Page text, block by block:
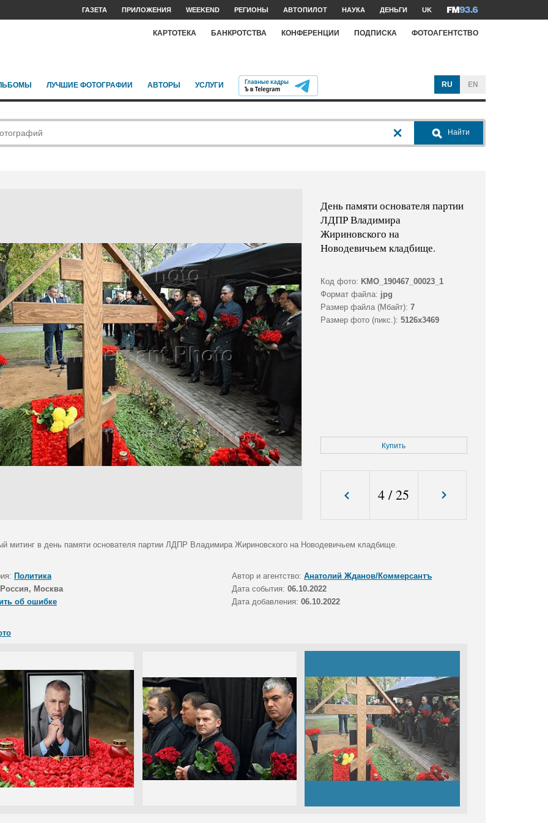
ГАЗЕТА ПРИЛОЖЕНИЯ WEEKEND РЕГИОНЫ АВТОПИЛОТ НАУКА ДЕНЬГИ UK
КАРТОТЕКА БАНКРОТСТВА КОНФЕРЕНЦИИ ПОДПИСКА ФОТОАГЕНТСТВО
ЛУЧШИЕ ФОТОГРАФИИ АВТОРЫ УСЛУГИ RU EN
Найти
День памяти основателя партии
ЛДПР Владимира
Жириновского на
Новодевичьем кладбище.
Код фото: KMO_190467_00023_1
Формат файла: jpg
Размер файла (Мбайт): 7
Размер фото (пикс.): 5126x3469
Купить
4 /25
митинг в день памяти основателя партии ЛДПР Владимира Жириновского на Новодевичьем кладбище.
Политика Автор и агентство: Анатолий Жданов/Коммерсантъ
Россия, Москва Дата события: 06.10.2022
об ошибке
Дата добавления: 06.10.2022